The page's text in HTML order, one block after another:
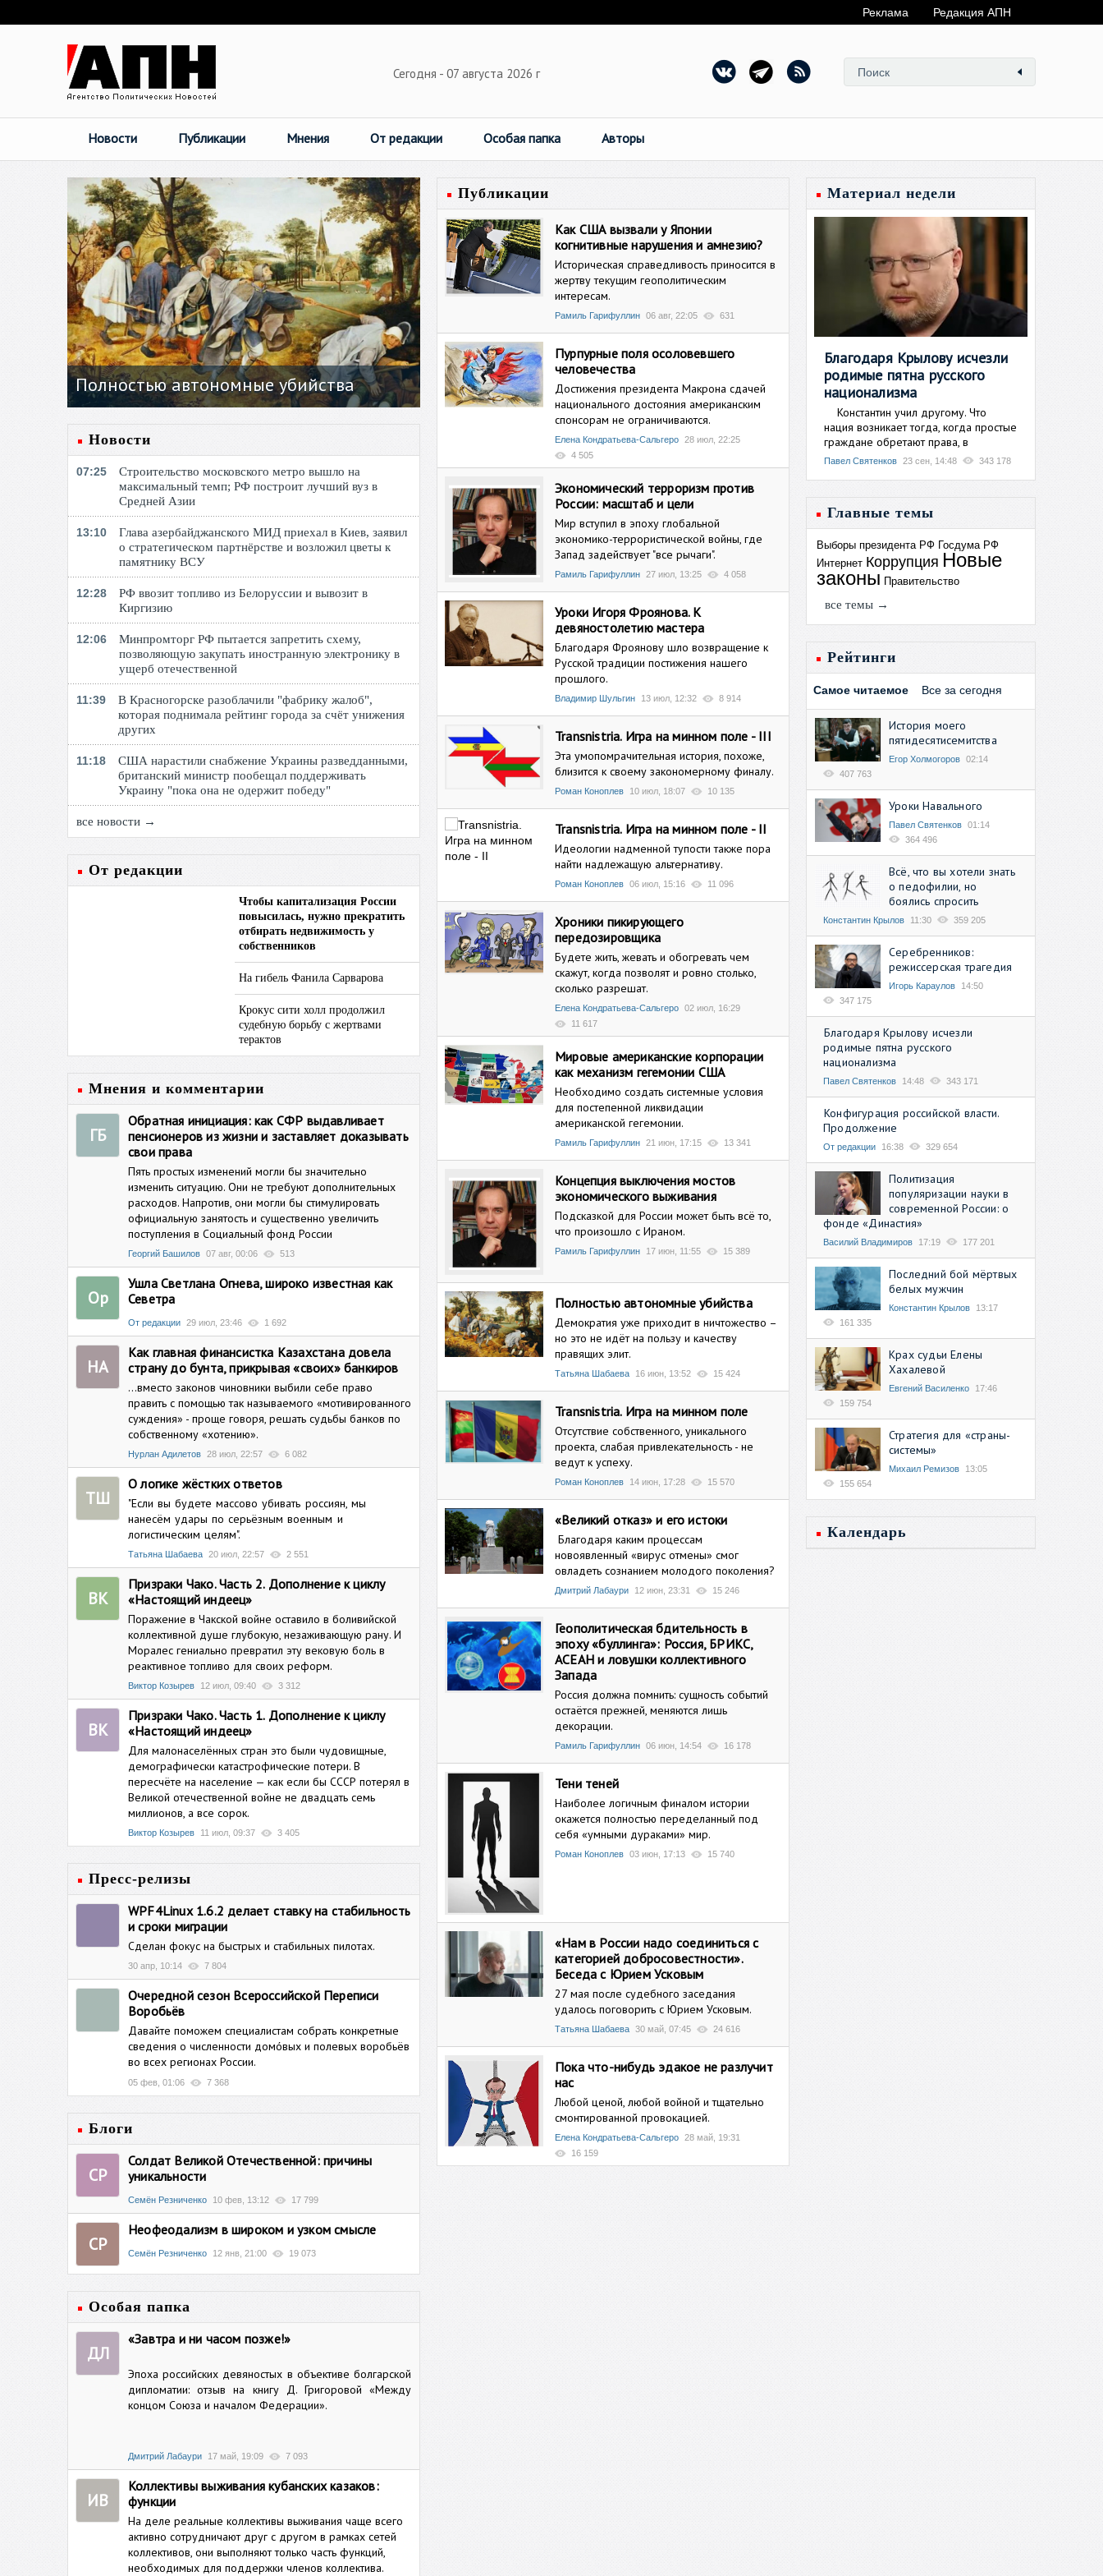
Реклама Редакция АПН
Сегодня - 07 августа 2026 г
Новости Публикации Мнения От редакции Особая папка Авторы
Полностью автономные убийства
Новости
07:25
Строительство московского метро вышло на
максимальный темп; РФ построит лучший вуз в
Средней Азии
13:10
Глава азербайджанского МИД приехал в Киев, заявил
о стратегическом партнёрстве и возложил цветы к
памятнику ВСУ
12:28
РФ ввозит топливо из Белоруссии и вывозит в
Киргизию
12:06
Минпромторг РФ пытается запретить схему,
позволяющую закупать иностранную электронику в
ущерб отечественной
11:39
В Красногорске разоблачили "фабрику жалоб",
которая поднимала рейтинг города за счёт унижения
других
11:18
США нарастили снабжение Украины разведданными,
британский министр пообещал поддерживать
Украину "пока она не одержит победу"
все новости →
От редакции
Чтобы капитализация России
повысилась, нужно прекратить
отбирать недвижимость у
собственников
На гибель Фанила Сарварова
Крокус сити холл продолжил
судебную борьбу с жертвами
терактов
Мнения и комментарии
ГБ
Обратная инициация: как СФР выдавливает
пенсионеров из жизни и заставляет доказывать
свои права
Пять простых изменений могли бы значительно
изменить ситуацию. Они не требуют дополнительных
расходов. Напротив, они могли бы стимулировать
официальную занятость и существенно увеличить
поступления в Социальный фонд России
Георгий Башилов 07 авг, 00:06 513
Ор
Ушла Светлана Огнева, широко известная как
Севетра
От редакции 29 июл, 23:46 1 692
НА
Как главная финансистка Казахстана довела
страну до бунта, прикрывая «своих» банкиров
...вместо законов чиновники выбили себе право
править с помощью так называемого «мотивированного
суждения» - проще говоря, решать судьбы банков по
собственному «хотению».
Нурлан Адилетов 28 июл, 22:57 6 082
ТШ
О логике жёстких ответов
"Если вы будете массово убивать россиян, мы
нанесём удары по серьёзным военным и
логистическим целям".
Татьяна Шабаева 20 июл, 22:57 2 551
ВК
Призраки Чако. Часть 2. Дополнение к циклу
«Настоящий индеец»
Поражение в Чакской войне оставило в боливийской
коллективной душе глубокую, незаживающую рану. И
Моралес гениально превратил эту вековую боль в
реактивное топливо для своих реформ.
Виктор Козырев 12 июл, 09:40 3 312
ВК
Призраки Чако. Часть 1. Дополнение к циклу
«Настоящий индеец»
Для малонаселённых стран это были чудовищные,
демографически катастрофические потери. В
пересчёте на население — как если бы СССР потерял в
Великой отечественной войне не двадцать семь
миллионов, а все сорок.
Виктор Козырев 11 июл, 09:37 3 405
Пресс-релизы
WPF4Linux 1.6.2 делает ставку на стабильность
и сроки миграции
Cделан фокус на быстрых и стабильных пилотах.
30 апр, 10:14 7 804
Очередной сезон Всероссийской Переписи
Воробьёв
Давайте поможем специалистам собрать конкретные
сведения о численности домóвых и полевых воробьёв
во всех регионах России.
05 фев, 01:06 7 368
Блоги
СР
Солдат Великой Отечественной: причины
уникальности
Семён Резниченко 10 фев, 13:12 17 799
СР
Неофеодализм в широком и узком смысле
Семён Резниченко 12 янв, 21:00 19 073
Особая папка
ДЛ
«Завтра и ни часом позже!»
Эпоха российских девяностых в объективе болгарской
дипломатии: отзыв на книгу Д. Григоровой «Между
концом Союза и началом Федерации».
Дмитрий Лабаури 17 май, 19:09 7 093
ИВ
Коллективы выживания кубанских казаков:
функции
На деле реальные коллективы выживания чаще всего
активно сотрудничают друг с другом в рамках сетей
коллективов, они выполняют только часть функций,
необходимых для поддержки членов коллектива.
Публикации
Как США вызвали у Японии
когнитивные нарушения и амнезию?
Историческая справедливость приносится в
жертву текущим геополитическим
интересам.
Рамиль Гарифуллин 06 авг, 22:05 631
Пурпурные поля осоловевшего
человечества
Достижения президента Макрона сдачей
национального достояния американским
спонсорам не ограничиваются.
Елена Кондратьева-Сальгеро 28 июл, 22:25
4 505
Экономический терроризм против
России: масштаб и цели
Мир вступил в эпоху глобальной
экономико-террористической войны, где
Запад задействует "все рычаги".
Рамиль Гарифуллин 27 июл, 13:25 4 058
Уроки Игоря Фроянова. К
девяностолетию мастера
Благодаря Фроянову шло возвращение к
Русской традиции постижения нашего
прошлого.
Владимир Шульгин 13 июл, 12:32 8 914
Transnistria. Игра на минном поле - III
Эта умопомрачительная история, похоже,
близится к своему закономерному финалу.
Роман Коноплев 10 июл, 18:07 10 135
Transnistria. Игра на минном поле - II
Идеологии надменной тупости также пора
найти надлежащую альтернативу.
Роман Коноплев 06 июл, 15:16 11 096
Хроники пикирующего
передозировщика
Будете жить, жевать и обогревать чем
скажут, когда позволят и ровно столько,
сколько разрешат.
Елена Кондратьева-Сальгеро 02 июл, 16:29
11 617
Мировые американские корпорации
как механизм гегемонии США
Необходимо создать системные условия
для постепенной ликвидации
американской гегемонии.
Рамиль Гарифуллин 21 июн, 17:15 13 341
Концепция выключения мостов
экономического выживания
Подсказкой для России может быть всё то,
что произошло с Ираном.
Рамиль Гарифуллин 17 июн, 11:55 15 389
Полностью автономные убийства
Демократия уже приходит в ничтожество –
но это не идёт на пользу и качеству
правящих элит.
Татьяна Шабаева 16 июн, 13:52 15 424
Transnistria. Игра на минном поле
Отсутствие собственного, уникального
проекта, слабая привлекательность - не
ведут к успеху.
Роман Коноплев 14 июн, 17:28 15 570
«Великий отказ» и его истоки
Благодаря каким процессам
новоявленный «вирус отмены» смог
овладеть сознанием молодого поколения?
Дмитрий Лабаури 12 июн, 23:31 15 246
Геополитическая бдительность в
эпоху «буллинга»: Россия, БРИКС,
АСЕАН и ловушки коллективного
Запада
Россия должна помнить: сущность событий
остаётся прежней, меняются лишь
декорации.
Рамиль Гарифуллин 06 июн, 14:54 16 178
Тени теней
Наиболее логичным финалом истории
окажется полностью переделанный под
себя «умными дураками» мир.
Роман Коноплев 03 июн, 17:13 15 740
«Нам в России надо соединиться с
категорией добросовестности».
Беседа с Юрием Усковым
27 мая после судебного заседания
удалось поговорить с Юрием Усковым.
Татьяна Шабаева 30 май, 07:45 24 616
Пока что-нибудь эдакое не разлучит
нас
Любой ценой, любой войной и тщательно
смонтированной провокацией.
Елена Кондратьева-Сальгеро 28 май, 19:31
16 159
Материал недели
Благодаря Крылову исчезли
родимые пятна русского
национализма
Константин учил другому. Что
нация возникает тогда, когда простые
граждане обретают права, в
Павел Святенков 23 сен, 14:48 343 178
Главные темы
Выборы президента РФ Госдума РФ
Интернет Коррупция Новые
законы Правительство
все темы →
Рейтинги
Самое читаемое Все за сегодня
История моего
пятидесятисемитства
Егор Холмогоров 02:14
407 763
Уроки Навального
Павел Святенков 01:14
364 496
Всё, что вы хотели знать
о педофилии, но
боялись спросить
Константин Крылов 11:30 359 205
Серебренников:
режиссерская трагедия
Игорь Караулов
14:50
347 175
Благодаря Крылову исчезли
родимые пятна русского
национализма
Павел Святенков 14:48 343 171
Конфигурация российской власти.
Продолжение
От редакции 16:38 329 654
Политизация
популяризации науки в
современной России: о
фонде «Династия»
Василий Владимиров 17:19 177 201
Последний бой мёртвых
белых мужчин
Константин Крылов
13:17
161 335
Крах судьи Елены
Хахалевой
Евгений Василенко
17:46
159 754
Стратегия для «страны-
системы»
Михаил Ремизов
13:05
155 654
Календарь